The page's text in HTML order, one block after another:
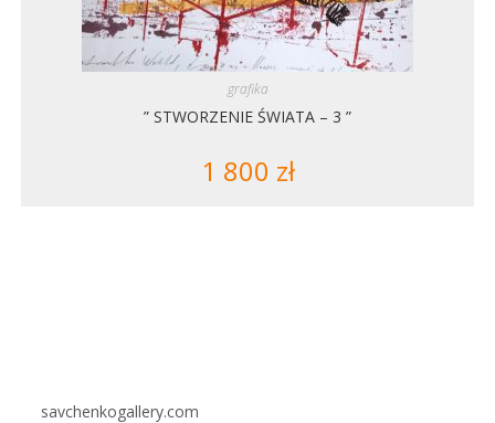
grafika
” STWORZENIE ŚWIATA – 3 ”
1 800 zł
savchenkogallery.com